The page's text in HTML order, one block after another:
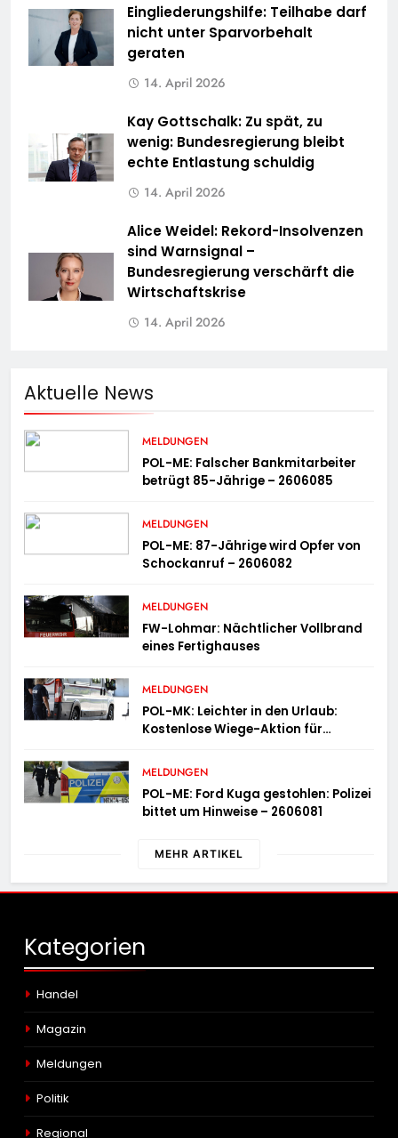
Eingliederungshilfe: Teilhabe darf
nicht unter Sparvorbehalt
geraten
14. April 2026
Kay Gottschalk: Zu spät, zu
wenig: Bundesregierung bleibt
echte Entlastung schuldig
14. April 2026
Alice Weidel: Rekord-Insolvenzen
sind Warnsignal –
Bundesregierung verschärft die
Wirtschaftskrise
14. April 2026
Aktuelle News
MELDUNGEN
POL-ME: Falscher Bankmitarbeiter
betrügt 85-Jährige – 2606085
MELDUNGEN
POL-ME: 87-Jährige wird Opfer von
Schockanruf – 2606082
MELDUNGEN
FW-Lohmar: Nächtlicher Vollbrand
eines Fertighauses
MELDUNGEN
POL-MK: Leichter in den Urlaub:
Kostenlose Wiege-Aktion für
MELDUNGEN
POL-ME: Ford Kuga gestohlen: Polizei
bittet um Hinweise – 2606081
MEHR ARTIKEL
Kategorien
Handel
Magazin
Meldungen
Politik
Regional